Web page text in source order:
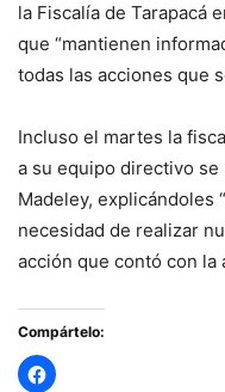
la Fiscalía de Tarapacá
que “mantienen
todas las acciones que
Incluso el martes la
a su equipo directivo
Madeley, explicándoles
necesidad de realizar
acción que contó con la
Compártelo: